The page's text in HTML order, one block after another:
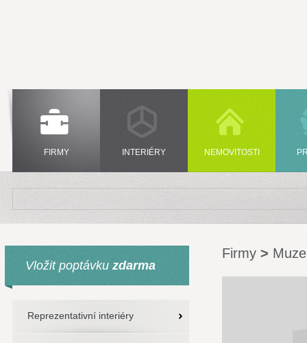
FIRMY INTERIÉRY NEMOVITOSTI
Vložit poptávku zdarma
Reprezentativní interiéry
Firmy >